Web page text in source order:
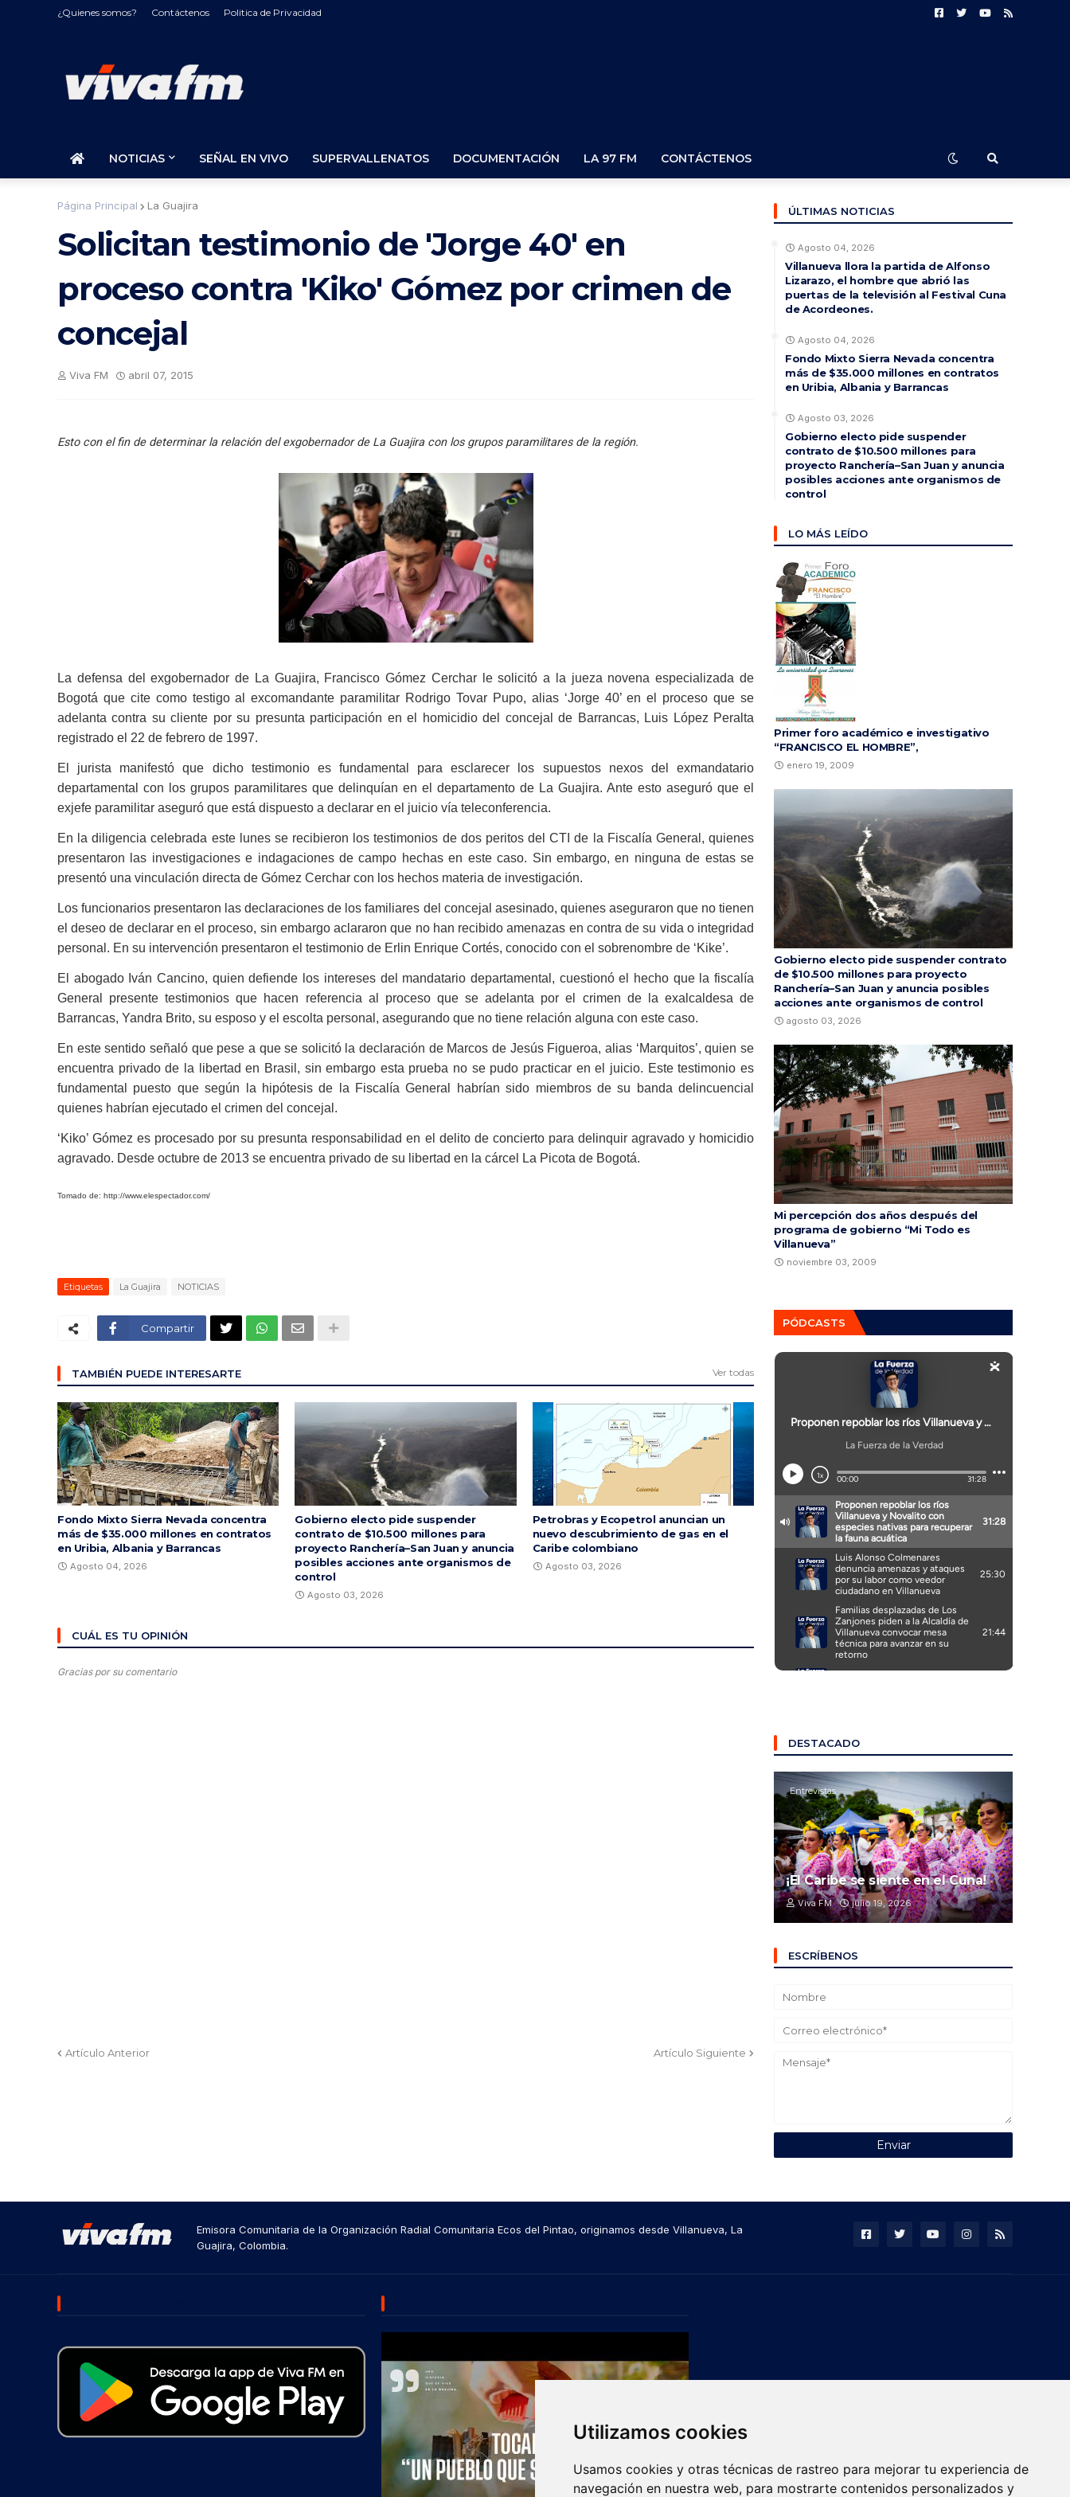
Utilizamos cookies
Usamos cookies y otras técnicas de rastreo para mejorar tu experiencia de
navegación en nuestra web, para mostrarte contenidos personalizados y
¿Quienes somos? Contáctenos Politica de Privacidad
NOTICIAS SEÑAL EN VIVO SUPERVALLENATOS DOCUMENTACIÓN LA 97 FM CONTÁCTENOS
Página Principal La Guajira
Solicitan testimonio de 'Jorge 40' en
proceso contra 'Kiko' Gómez por crimen de
concejal
Viva FM abril 07, 2015
Esto con el fin de determinar la relación del exgobernador de La Guajira con los grupos paramilitares de la región.
La defensa del exgobernador de La Guajira, Francisco Gómez Cerchar le solicitó a la jueza novena especializada de
Bogotá que cite como testigo al excomandante paramilitar Rodrigo Tovar Pupo, alias ‘Jorge 40’ en el proceso que se
adelanta contra su cliente por su presunta participación en el homicidio del concejal de Barrancas, Luis López Peralta
registrado el 22 de febrero de 1997.
El jurista manifestó que dicho testimonio es fundamental para esclarecer los supuestos nexos del exmandatario
departamental con los grupos paramilitares que delinquían en el departamento de La Guajira. Ante esto aseguró que el
exjefe paramilitar aseguró que está dispuesto a declarar en el juicio vía teleconferencia.
En la diligencia celebrada este lunes se recibieron los testimonios de dos peritos del CTI de la Fiscalía General, quienes
presentaron las investigaciones e indagaciones de campo hechas en este caso. Sin embargo, en ninguna de estas se
presentó una vinculación directa de Gómez Cerchar con los hechos materia de investigación.
Los funcionarios presentaron las declaraciones de los familiares del concejal asesinado, quienes aseguraron que no tienen
el deseo de declarar en el proceso, sin embargo aclararon que no han recibido amenazas en contra de su vida o integridad
personal. En su intervención presentaron el testimonio de Erlin Enrique Cortés, conocido con el sobrenombre de ‘Kike’.
El abogado Iván Cancino, quien defiende los intereses del mandatario departamental, cuestionó el hecho que la fiscalía
General presente testimonios que hacen referencia al proceso que se adelanta por el crimen de la exalcaldesa de
Barrancas, Yandra Brito, su esposo y el escolta personal, asegurando que no tiene relación alguna con este caso.
En este sentido señaló que pese a que se solicitó la declaración de Marcos de Jesús Figueroa, alias ‘Marquitos’, quien se
encuentra privado de la libertad en Brasil, sin embargo esta prueba no se pudo practicar en el juicio. Este testimonio es
fundamental puesto que según la hipótesis de la Fiscalía General habrían sido miembros de su banda delincuencial
quienes habrían ejecutado el crimen del concejal.
‘Kiko’ Gómez es procesado por su presunta responsabilidad en el delito de concierto para delinquir agravado y homicidio
agravado. Desde octubre de 2013 se encuentra privado de su libertad en la cárcel La Picota de Bogotá.
Tomado de: http://www.elespectador.com/
Etiquetas La Guajira NOTICIAS
Compartir
TAMBIÉN PUEDE INTERESARTE Ver todas
Fondo Mixto Sierra Nevada concentra
más de $35.000 millones en contratos
en Uribia, Albania y Barrancas
Agosto 04, 2026
Gobierno electo pide suspender
contrato de $10.500 millones para
proyecto Ranchería–San Juan y anuncia
posibles acciones ante organismos de
control
Agosto 03, 2026
Petrobras y Ecopetrol anuncian un
nuevo descubrimiento de gas en el
Caribe colombiano
Agosto 03, 2026
CUÁL ES TU OPINIÓN
Gracias por su comentario
Artículo Anterior Artículo Siguiente
ÚLTIMAS NOTICIAS
Agosto 04, 2026
Villanueva llora la partida de Alfonso
Lizarazo, el hombre que abrió las
puertas de la televisión al Festival Cuna
de Acordeones.
Agosto 04, 2026
Fondo Mixto Sierra Nevada concentra
más de $35.000 millones en contratos
en Uribia, Albania y Barrancas
Agosto 03, 2026
Gobierno electo pide suspender
contrato de $10.500 millones para
proyecto Ranchería–San Juan y anuncia
posibles acciones ante organismos de
control
LO MÁS LEÍDO
Primer foro académico e investigativo
“FRANCISCO EL HOMBRE”,
enero 19, 2009
Gobierno electo pide suspender contrato
de $10.500 millones para proyecto
Ranchería–San Juan y anuncia posibles
acciones ante organismos de control
agosto 03, 2026
Mi percepción dos años después del
programa de gobierno “Mi Todo es
Villanueva”
noviembre 03, 2009
PÓDCASTS
DESTACADO
Entrevistas
¡El Caribe se siente en el Cuna!
Viva FM julio 19, 2026
ESCRÍBENOS
Emisora Comunitaria de la Organización Radial Comunitaria Ecos del Pintao, originamos desde Villanueva, La
Guajira, Colombia.